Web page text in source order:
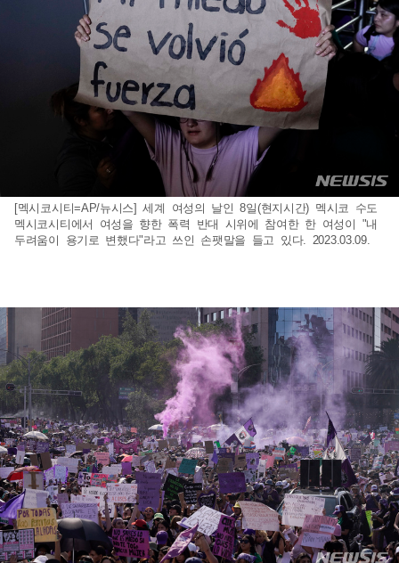
[멕시코시티=AP/뉴시스] 세계 여성의 날인 8일(현지시간) 멕시코 수도
멕시코시티에서 여성을 향한 폭력 반대 시위에 참여한 한 여성이 "내
두려움이 용기로 변했다"라고 쓰인 손팻말을 들고 있다. 2023.03.09.